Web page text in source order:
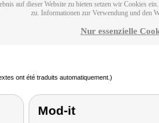
auf dieser Website zu bieten setzen wir Cookies
zu. Informationen zur Verwendung und den
Nur essenzielle
ont été traduits automatiquement.)
Mod-it